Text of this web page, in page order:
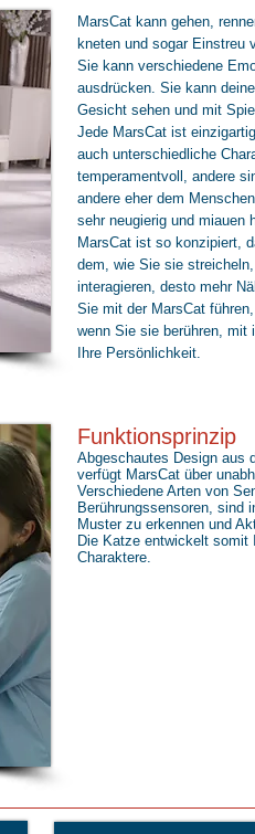
MarsCat kann gehen,
kneten und sogar Einstreu
Sie kann verschiedene
ausdrücken. Sie kann
Gesicht sehen und mit
Jede MarsCat ist
auch unterschiedliche
temperamentvoll, andere
andere eher dem
sehr neugierig und miauen
MarsCat ist so konzipiert,
dem, wie Sie sie
interagieren, desto mehr
Sie mit der MarsCat
wenn Sie sie berühren, mit
Ihre Persönlichkeit.
Funktionsprinzip
Abgeschautes Design aus
verfügt MarsCat über
Verschiedene Arten von
Berührungssensoren, sind
Muster zu erkennen und
Die Katze entwickelt somit
Charaktere.